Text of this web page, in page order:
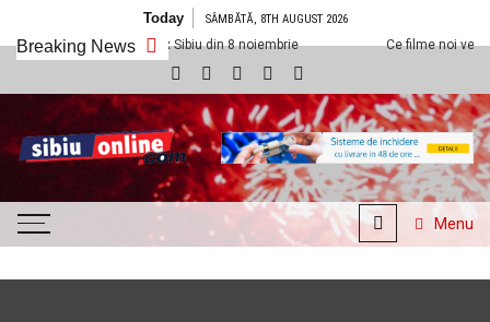
Today SÂMBĂTĂ, 8TH AUGUST 2026
Breaking News
Cineplexx Sibiu din 8 noiembrie Ce filme noi vedem la Cineplexx
SibiuOnline.com
… locatii si evenimente din
Sibiu!!!
Menu